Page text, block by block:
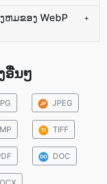
ຫມຂອງ WebP
+
ອື່ນໆ
JP JPEG
TI TIFF
DO DOC